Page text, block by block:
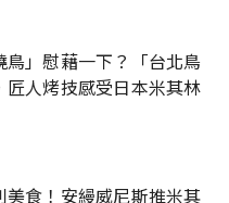
鳥」慰藉一下？「台北鳥
匠人烤技感受日本米其林
美食！安縵威尼斯推米其